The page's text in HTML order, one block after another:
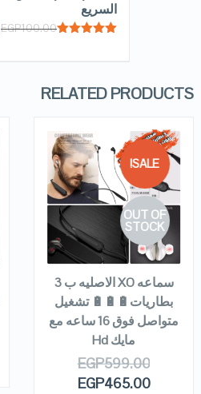
السريع
EGP100.00
RELATED PRODUCTS
SALE!
OUT OF
STOCK
QUICK LOOK
VIEW DETAILS
READ MORE
سماعه XO الاصليه ب 3
بطاريات🔋🔋🔋 تشغيل
متواصل فوق 16 ساعه مع
مايك Hd
EGP599.00
EGP465.00